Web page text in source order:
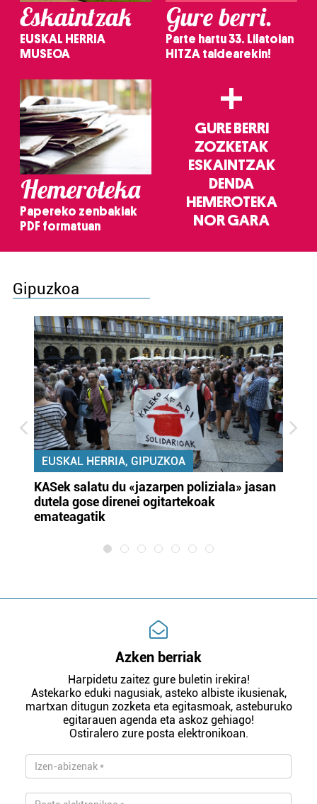
Eskaintzak
EUSKAL HERRIA
MUSEOA
Gure berri.
Parte hartu 33. Lilatoian
HITZA taldearekin!
Hemeroteka
Papereko zenbakiak
PDF formatuan
+
GURE BERRI
ZOZKETAK
ESKAINTZAK
DENDA
HEMEROTEKA
NOR GARA
Gipuzkoa
EUSKAL HERRIA, GIPUZKOA
KASek salatu du «jazarpen poliziala» jasan
dutela gose direnei ogitartekoak
emateagatik
Azken berriak
Harpidetu zaitez gure buletin irekira!
Astekarko eduki nagusiak, asteko albiste ikusienak,
martxan ditugun zozketa eta egitasmoak, asteburuko
egitarauen agenda eta askoz gehiago!
Ostiralero zure posta elektronikoan.